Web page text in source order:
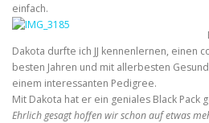
einfach.
Dakota durfte ich JJ kennenlernen, einen
besten Jahren und mit allerbesten
einem interessanten Pedigree.
Mit Dakota hat er ein geniales Black Pack
Ehrlich gesagt hoffen wir schon auf etwas